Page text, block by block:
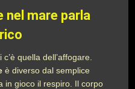
nel mare parla
quella dell’affogare.
è diverso dal semplice
in gioco il respiro. Il corpo